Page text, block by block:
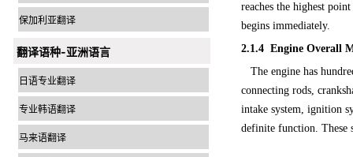
保加利亚翻译
翻译语种-亚洲语言
日语专业翻译
专业韩语翻译
马来语翻译
reaches the highest
begins immediately.
2.1.4 Engine Overall
The engine has
connecting rods,
intake system, ignition
definite function. These